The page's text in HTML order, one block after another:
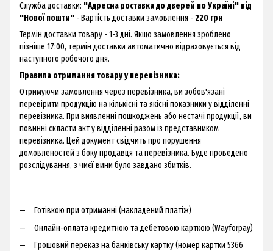
Служба доставки: "Адресна доставка до дверей по Україні" від
"Нової пошти" - Вартість доставки замовлення - 220 грн
Термін доставки товару - 1-3 дні. Якщо замовлення зроблено
пізніше 17:00, термін доставки автоматично відраховується від
наступного робочого дня.
Правила отримання товару у перевізника:
Отримуючи замовлення через перевізника, ви зобов'язані
перевірити продукцію на кількісні та якісні показники у відділенні
перевізника. При виявленні пошкоджень або нестачі продукції, ви
повинні скласти акт у відділенні разом із представником
перевізника. Цей документ свідчить про порушення
домовленостей з боку продавця та перевізника. Буде проведено
розслідування, з чиєї вини було завдано збитків.
Готівкою при отриманні (накладений платіж)
Онлайн-оплата кредитною та дебетовою карткою (Wayforpay)
Грошовий переказ на банківську картку (номер картки 5366